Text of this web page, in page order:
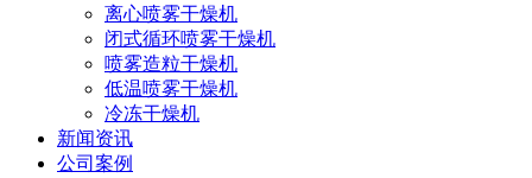
离心喷雾干燥机
闭式循环喷雾干燥机
喷雾造粒干燥机
低温喷雾干燥机
冷冻干燥机
新闻资讯
公司案例